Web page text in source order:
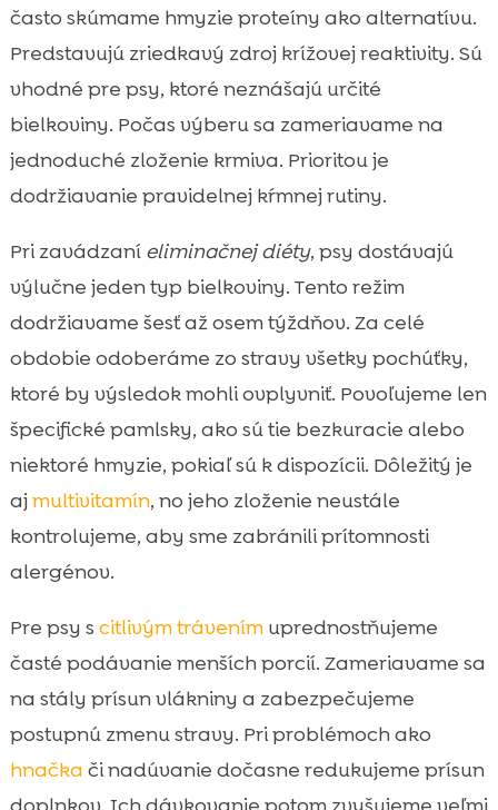
často skúmame hmyzie proteíny ako alternatívu.
Predstavujú zriedkavý zdroj krížovej reaktivity. Sú
vhodné pre psy, ktoré neznášajú určité
bielkoviny. Počas výberu sa zameriavame na
jednoduché zloženie krmiva. Prioritou je
dodržiavanie pravidelnej kŕmnej rutiny.
Pri zavádzaní eliminačnej diéty, psy dostávajú
výlučne jeden typ bielkoviny. Tento režim
dodržiavame šesť až osem týždňov. Za celé
obdobie odoberáme zo stravy všetky pochúťky,
ktoré by výsledok mohli ovplyvniť. Povoľujeme len
špecifické pamlsky, ako sú tie bezkuracie alebo
niektoré hmyzie, pokiaľ sú k dispozícii. Dôležitý je
ajmultivitamín, no jeho zloženie neustále
kontrolujeme, aby sme zabránili prítomnosti
alergénov.
Pre psy s citlivým trávenímuprednostňujeme
časté podávanie menších porcií. Zameriavame sa
na stály prísun vlákniny a zabezpečujeme
postupnú zmenu stravy. Pri problémoch ako
hnačka či nadúvanie dočasne redukujeme prísun